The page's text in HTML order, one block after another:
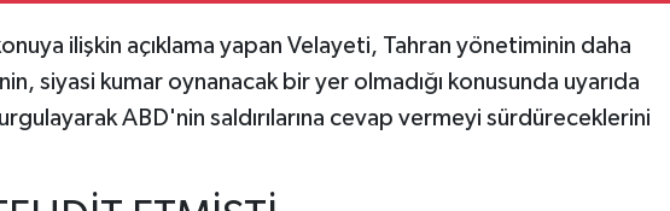
ilişkin açıklama yapan Velayeti, Tahran yönetiminin daha
siyasi kumar oynanacak bir yer olmadığı konusunda uyarıda
ABD'nin saldırılarına cevap vermeyi sürdüreceklerini